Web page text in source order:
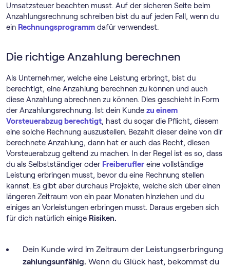
Umsatzsteuer beachten musst. Auf der sicheren Seite beim
Anzahlungsrechnung schreiben bist du auf jeden Fall, wenn du
ein Rechnungs­programm dafür verwendest.
Die richtige Anzahlung berechnen
Als Unternehmer, welche eine Leistung erbringt, bist du
berechtigt, eine Anzahlung berechnen zu können und auch
diese Anzahlung abrechnen zu können. Dies geschieht in Form
der Anzahlungsrechnung. Ist dein Kunde zu einem
Vorsteuerabzug berechtigt, hast du sogar die Pflicht, diesem
eine solche Rechnung auszustellen. Bezahlt dieser deine von dir
berechnete Anzahlung, dann hat er auch das Recht, diesen
Vorsteuerabzug geltend zu machen. In der Regel ist es so, dass
du als Selbstständiger oder Freiberufler eine vollständige
Leistung erbringen musst, bevor du eine Rechnung stellen
kannst. Es gibt aber durchaus Projekte, welche sich über einen
längeren Zeitraum von ein paar Monaten hinziehen und du
einiges an Vorleistungen erbringen musst. Daraus ergeben sich
für dich natürlich einige Risiken.
Dein Kunde wird im Zeitraum der Leistungserbringung
zahlungsunfähig. Wenn du Glück hast, bekommst du